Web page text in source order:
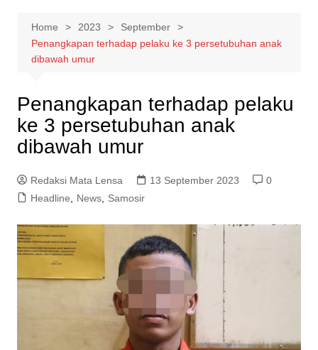
Home 2023
September
Penangkapan terhadap pelaku ke 3 persetubuhan anak
dibawah umur
Penangkapan terhadap pelaku
ke 3 persetubuhan anak
dibawah umur
Redaksi Mata Lensa 13 September 2023
0
Headline
News, Samosir